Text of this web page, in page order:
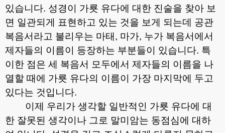
있습니다. 성경이 가룟 유다에 대한 진술을 찾아 보
면 일관되게 표현하고 있는 것을 보게 되는데 공관
복음서라고 불리우는 마태 , 마가, 누가 복음서에서
제자들의 이름이 등장하는 부분들이 있습니다. 특
이한 점은 세 복음서 모두에서 제자들의 이름을 나
열할 때에 가룟 유다의 이름이 가장 마지막에 두고
있다는 것입니다.
이제 우리가 생각할 일반적인 가룟 유다에 대
한 잘못된 생각이나 그로 말미암는 동점심에 대하